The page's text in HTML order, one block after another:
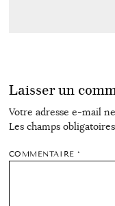
Laisser un
Votre adresse e-mail
Les champs
COMMENTAIRE*